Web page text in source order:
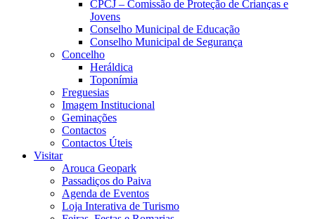
CPCJ – Comissão de Proteção de Crianças e
Jovens
Conselho Municipal de Educação
Conselho Municipal de Segurança
Concelho
Heráldica
Toponímia
Freguesias
Imagem Institucional
Geminações
Contactos
Contactos Úteis
Visitar
Arouca Geopark
Passadiços do Paiva
Agenda de Eventos
Loja Interativa de Turismo